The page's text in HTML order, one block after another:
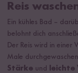
Reis
Ein kühles Bad –
belohnt dich
Der Reis wird in einer
Male
Stärke und leichte